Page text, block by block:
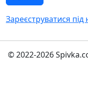
Зареєструватися
© 2022-2026